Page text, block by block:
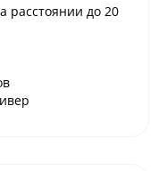
расстоянии до 20